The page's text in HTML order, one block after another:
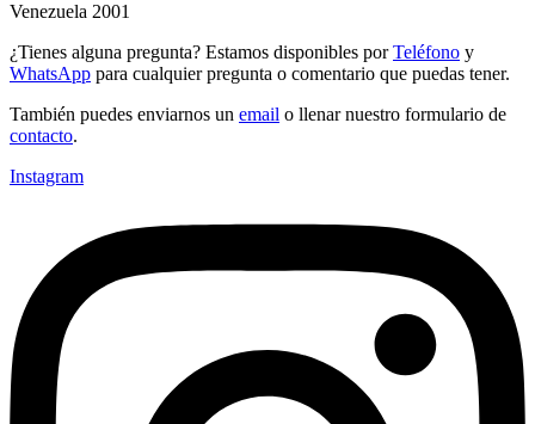
Venezuela 2001
¿Tienes alguna pregunta? Estamos disponibles porTeléfono y
WhatsApp para cualquier pregunta o comentario que puedas tener.
También puedes enviarnos un email o llenar nuestro formulario de
contacto.
Instagram